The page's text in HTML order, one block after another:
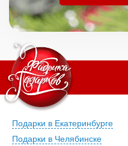
Подарки в Екатеринбурге
Подарки в Челябинске